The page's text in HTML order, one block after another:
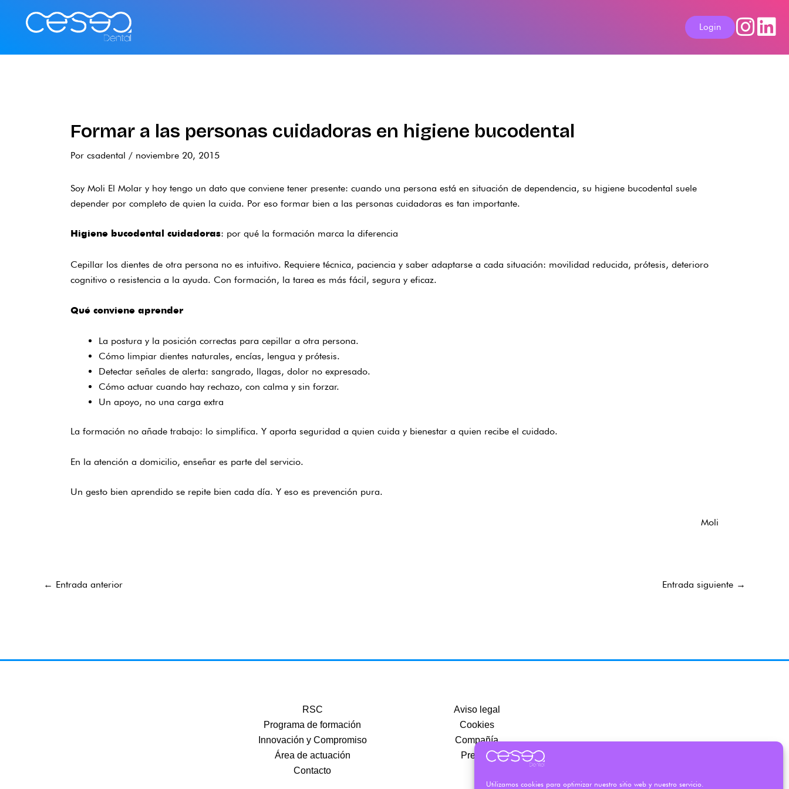
Utilizamos cookies para optimizar nuestro sitio web y nuestro servicio.
Login
Formar a las personas cuidadoras en higiene bucodental
Por csadental / noviembre 20, 2015
Soy Moli El Molar y hoy tengo un dato que conviene tener presente: cuando una persona está en situación de dependencia, su higiene bucodental suele
depender por completo de quien la cuida. Por eso formar bien a las personas cuidadoras es tan importante.
Higiene bucodental cuidadoras: por qué la formación marca la diferencia
Cepillar los dientes de otra persona no es intuitivo. Requiere técnica, paciencia y saber adaptarse a cada situación: movilidad reducida, prótesis, deterioro
cognitivo o resistencia a la ayuda. Con formación, la tarea es más fácil, segura y eficaz.
Qué conviene aprender
La postura y la posición correctas para cepillar a otra persona.
Cómo limpiar dientes naturales, encías, lengua y prótesis.
Detectar señales de alerta: sangrado, llagas, dolor no expresado.
Cómo actuar cuando hay rechazo, con calma y sin forzar.
Un apoyo, no una carga extra
La formación no añade trabajo: lo simplifica. Y aporta seguridad a quien cuida y bienestar a quien recibe el cuidado.
En la atención a domicilio, enseñar es parte del servicio.
Un gesto bien aprendido se repite bien cada día. Y eso es prevención pura.
Moli
← Entrada anterior Entrada siguiente →
RSC
Programa de formación
Innovación y Compromiso
Área de actuación
Contacto
Aviso legal
Cookies
Compañía
Precios